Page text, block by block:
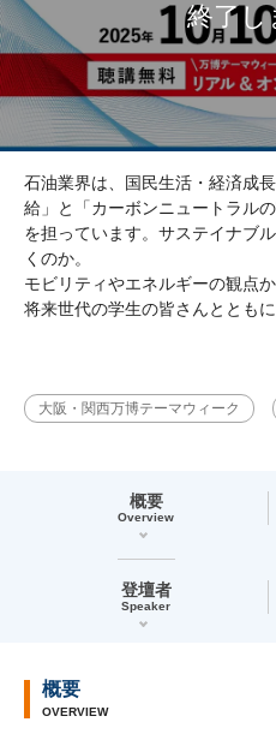
石油業界は、国民生活・経済成
給」と「カーボンニュートラル
を担っています。サステイナブ
くのか。
モビリティやエネルギーの観点
将来世代の学生の皆さんととも
大阪・関西万博テーマウィーク
概要
Overview
登壇者
Speaker
概要
OVERVIEW